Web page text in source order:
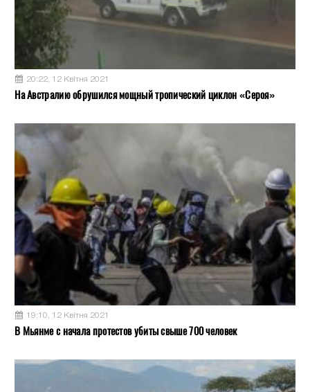
20:22, 12 Квітня 2021
На Австралию обрушился мощный тропический циклон «Сероя»
19:10, 12 Квітня 2021
В Мьянме с начала протестов убиты свыше 700 человек